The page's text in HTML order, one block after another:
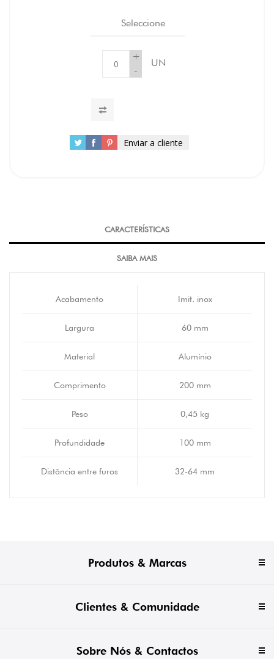
Seleccione
+
-
UN
Enviar a cliente
CARACTERÍSTICAS
SAIBA MAIS
Acabamento Imit. inox
Largura 60 mm
Material Alumínio
Comprimento 200 mm
Peso 0,45 kg
Profundidade 100 mm
Distância entre furos 32-64 mm
Produtos & Marcas
Clientes & Comunidade
Sobre Nós & Contactos